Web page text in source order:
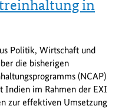
in
Politik, Wirtschaft und
die bisherigen
(NCAP)
Indien im Rahmen der EXI
zur effektiven Umsetzung